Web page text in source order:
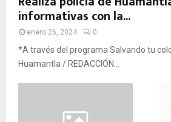
informativas con la...
enero 26, 2024 0
*A través del programa Salvando tu
Huamantla / REDACCIÓN...